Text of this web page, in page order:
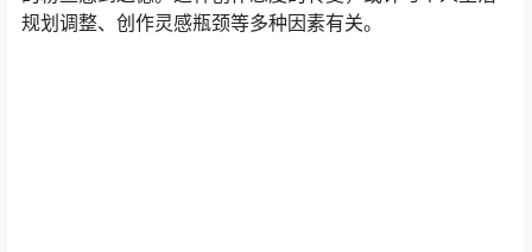
规划调整、创作灵感瓶颈等多种因素有关。